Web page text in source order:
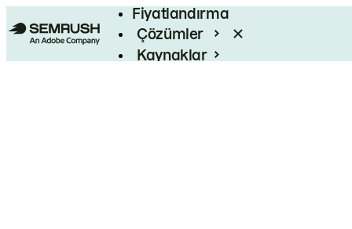
Fiyatlandırma
Çözümler
Kaynaklar